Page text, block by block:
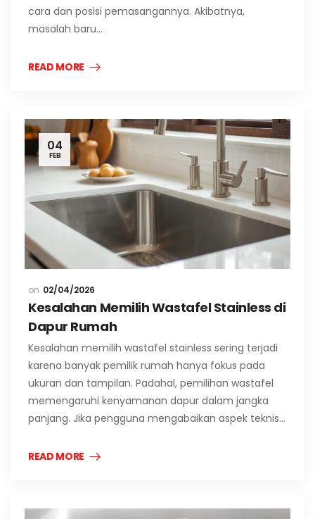
cara dan posisi pemasangannya. Akibatnya,
masalah baru…
READ MORE
04
FEB
02/04/2026
Kesalahan Memilih Wastafel Stainless di
Dapur Rumah
Kesalahan memilih wastafel stainless sering terjadi
karena banyak pemilik rumah hanya fokus pada
ukuran dan tampilan. Padahal, pemilihan wastafel
memengaruhi kenyamanan dapur dalam jangka
panjang. Jika pengguna mengabaikan aspek teknis…
READ MORE